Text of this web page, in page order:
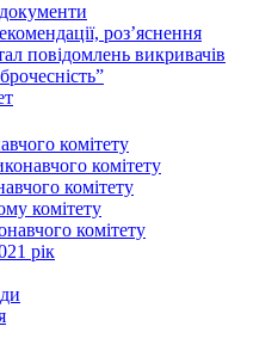
роз’яснення
повідомлень викривачів
комітету
комітету
комітету
комітету
комітету
рік